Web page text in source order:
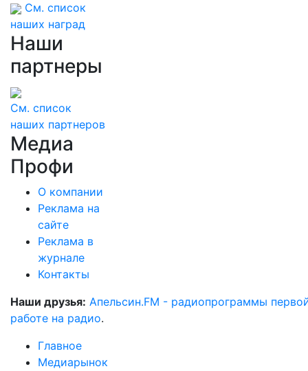
См. список
наших наград
Наши
партнеры
См. список
наших партнеров
Медиа
Профи
О компании
Реклама на
сайте
Реклама в
журнале
Контакты
Наши друзья: Апельсин.FM - радиопрограммы
работе на радио.
Главное
Медиарынок